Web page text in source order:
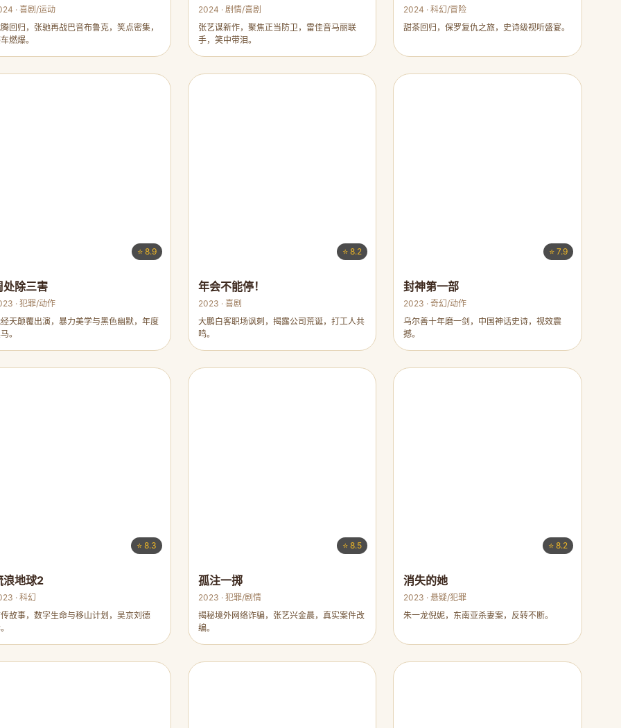
· 喜剧/运动
回归，张驰再战巴音布鲁克，笑点密集，
燃爆。
2024 · 剧情/喜剧
张艺谋新作，聚焦正当防卫，雷佳音马丽联
手，笑中带泪。
2024 · 科幻/冒险
甜茶回归，保罗复仇之旅，史诗级视听盛宴。
⭐ 8.9
处除三害
· 犯罪/动作
天颠覆出演，暴力美学与黑色幽默，年度
。
⭐ 8.2
年会不能停！
2023 · 喜剧
大鹏白客职场讽刺，揭露公司荒诞，打工人共
鸣。
⭐ 7.9
封神第一部
2023 · 奇幻/动作
乌尔善十年磨一剑，中国神话史诗，视效震
撼。
⭐ 8.3
浪地球2
· 科幻
故事，数字生命与移山计划，吴京刘德
⭐ 8.5
孤注一掷
2023 · 犯罪/剧情
揭秘境外网络诈骗，张艺兴金晨，真实案件改
编。
⭐ 8.2
消失的她
2023 · 悬疑/犯罪
朱一龙倪妮，东南亚杀妻案，反转不断。